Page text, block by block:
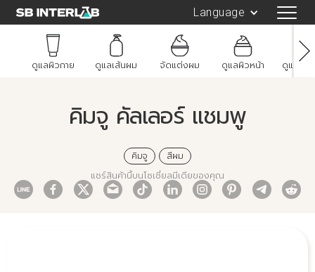
Language
ดูแลผิวกาย ดูแลเส้นผม จัดแต่งผม ดูแลผิวหน้า ดูแลช่อ
คิมจู คัลเลอร์ แชมพู
คิมจู สีผม
แชร์สินค้านี้บนโซเชี่ยลมีเดียของคุณ